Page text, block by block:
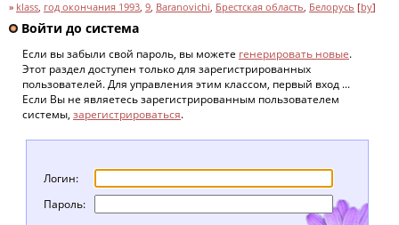
» klass, год окончания 1993, 9, Baranovichi, Брестская область, Белорусь [by]
Войти до система
Если вы забыли свой пароль, вы можете генерировать новые.
Этот раздел доступен только для зарегистрированных
пользователей. Для управления этим классом, первый вход ...
Если Вы не являетесь зарегистрированным пользователем
системы, зарегистрироваться.
Логин:
Пароль: